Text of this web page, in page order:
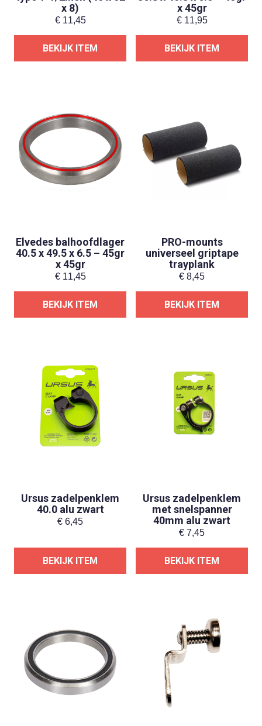
x 8)
€11,45
BEKIJK ITEM
x 45gr
€11,95
BEKIJK ITEM
Elvedes balhoofdlager
40.5 x 49.5 x 6.5 – 45gr
x 45gr
€11,45
BEKIJK ITEM
PRO-mounts
universeel griptape
trayplank
€ 8,45
BEKIJK ITEM
Ursus zadelpenklem
40.0 alu zwart
€ 6,45
BEKIJK ITEM
Ursus zadelpenklem
met snelspanner
40mm alu zwart
€ 7,45
BEKIJK ITEM